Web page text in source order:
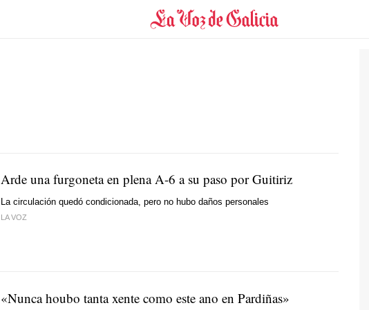
Arde una furgoneta en plena A-6 a su paso por Guitiriz
La circulación quedó condicionada, pero no hubo daños personales
LA VOZ
«Nunca houbo tanta xente como este ano en Pardiñas»